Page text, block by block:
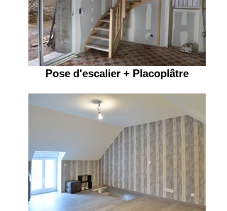
Pose d'escalier + Placoplâtre